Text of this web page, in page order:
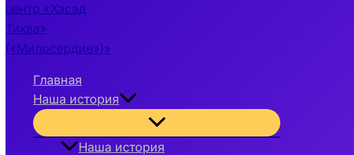
Главная
Наша история
Переключатель
меню
Наша история